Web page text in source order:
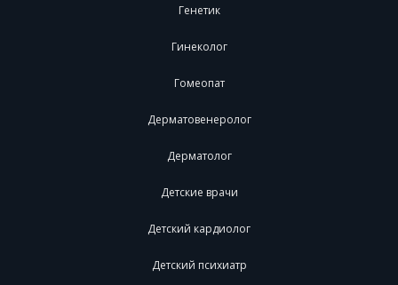
Генетик
Гинеколог
Гомеопат
Дерматовенеролог
Дерматолог
Детские врачи
Детский кардиолог
Детский психиатр